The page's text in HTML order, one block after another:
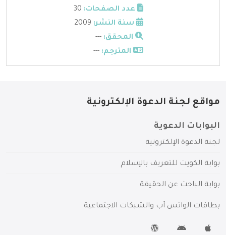
عدد الصفحات:
سنة النشر:
المحقق: ---
المترجم: ---
مواقع لجنة الدعوة الإلكترونية
البوابات الدعوية
لجنة الدعوة الإلكترونية
بوابة الكويت للتعريف بالإسلام
بوابة الباحث عن الحقيقة
بطاقات الواتس آب والشبكات الاجتماعية